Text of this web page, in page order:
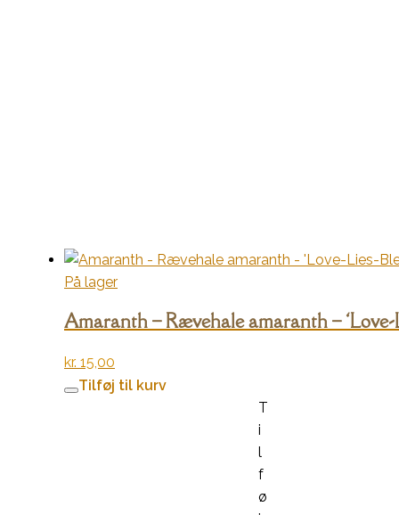
På lager
Amaranth – Rævehale amaranth – ‘Love-
kr. 15,00
Tilføj til kurv
T
i
l
f
ø